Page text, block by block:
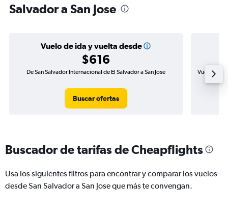
Salvador a San Jose
Vuelo de ida y vuelta desde
$616
De San Salvador Internacional de El Salvador a San Jose
Buscar ofertas
Vuelo de
Buscador de tarifas de Cheapflights
Usa los siguientes filtros para encontrar y comparar los vuelos
desde San Salvador a San Jose que más te convengan.